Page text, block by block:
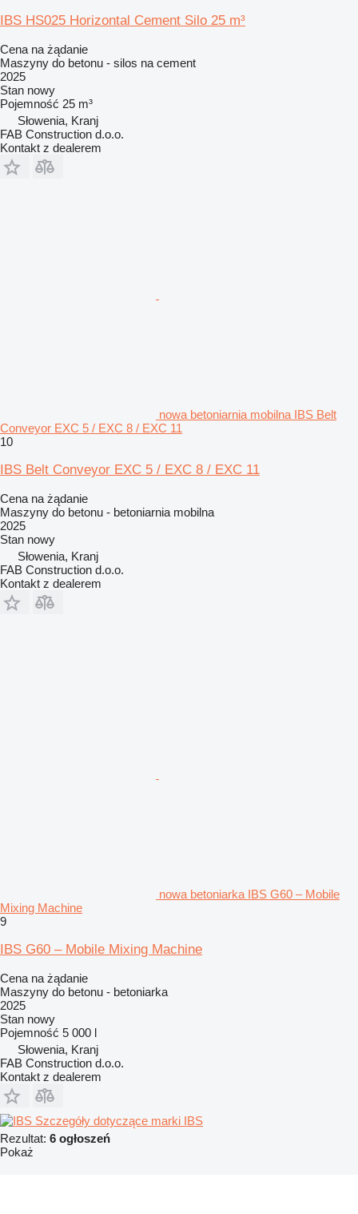
IBS HS025 Horizontal Cement Silo 25 m³
Cena na żądanie
Maszyny do betonu - silos na cement
2025
Stan nowy
Pojemność 25 m³
Słowenia, Kranj
FAB Construction d.o.o.
Kontakt z dealerem
nowa betoniarnia mobilna IBS Belt
Conveyor EXC 5 / EXC 8 / EXC 11
10
IBS Belt Conveyor EXC 5 / EXC 8 / EXC 11
Cena na żądanie
Maszyny do betonu - betoniarnia mobilna
2025
Stan nowy
Słowenia, Kranj
FAB Construction d.o.o.
Kontakt z dealerem
nowa betoniarka IBS G60 – Mobile
Mixing Machine
9
IBS G60 – Mobile Mixing Machine
Cena na żądanie
Maszyny do betonu - betoniarka
2025
Stan nowy
Pojemność 5 000 l
Słowenia, Kranj
FAB Construction d.o.o.
Kontakt z dealerem
Szczegóły dotyczące marki IBS
Rezultat: 6 ogłoszeń
Pokaż